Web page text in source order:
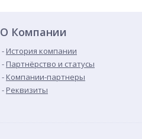
О Компании
История компании
Партнёрство и статусы
Компании-партнеры
Реквизиты